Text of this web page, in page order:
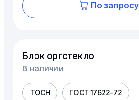
По запросу
Блок оргстекло
В наличии
ТОСН ГОСТ 17622-72